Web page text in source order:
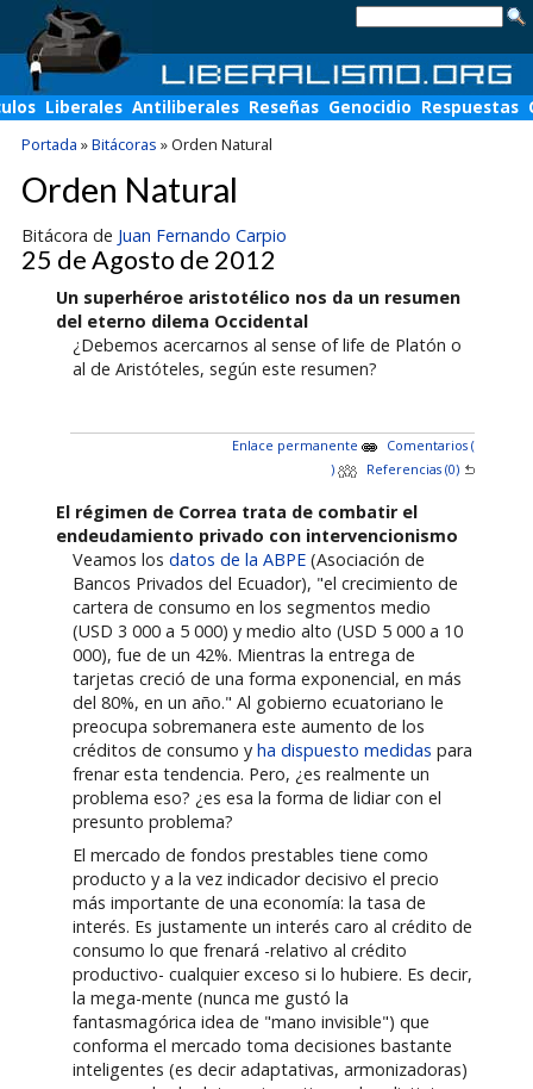
Liberales Antiliberales Reseñas Genocidio Respuestas
Portada »Bitácoras »Orden Natural
Orden Natural
Bitácora de Juan Fernando Carpio
25 de Agosto de 2012
Un superhéroe aristotélico nos da un resumen
del eterno dilema Occidental
¿Debemos acercarnos al sense of life de Platón o
al de Aristóteles, según este resumen?
Enlace permanente
Comentarios (
)
Referencias (0)
El régimen de Correa trata de combatir el
endeudamiento privado con intervencionismo
Veamos losdatos de la ABPE (Asociación de
Bancos Privados del Ecuador), "el crecimiento de
cartera de consumo en los segmentos medio
(USD 3 000 a 5 000) y medio alto (USD 5 000 a 10
000), fue de un 42%. Mientras la entrega de
tarjetas creció de una forma exponencial, en más
del 80%, en un año." Al gobierno ecuatoriano le
preocupa sobremanera este aumento de los
créditos de consumo yha dispuesto medidas para
frenar esta tendencia. Pero, ¿es realmente un
problema eso? ¿es esa la forma de lidiar con el
presunto problema?
El mercado de fondos prestables tiene como
producto y a la vez indicador decisivo el precio
más importante de una economía: la tasa de
interés. Es justamente un interés caro al crédito de
consumo lo que frenará -relativo al crédito
productivo- cualquier exceso si lo hubiere. Es decir,
la mega-mente (nunca me gustó la
fantasmagórica idea de "mano invisible") que
conforma el mercado toma decisiones bastante
inteligentes (es decir adaptativas, armonizadoras)